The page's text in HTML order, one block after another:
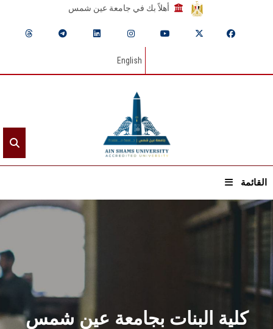
أهلاً بك في جامعة عين شمس
English
القائمة
الرئيسيـة
عن الجامعة
القطاعـات
الشئون الأكاديمية
كلية البنات بجامعة عين شمس